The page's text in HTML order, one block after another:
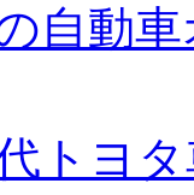
自動車
トヨ